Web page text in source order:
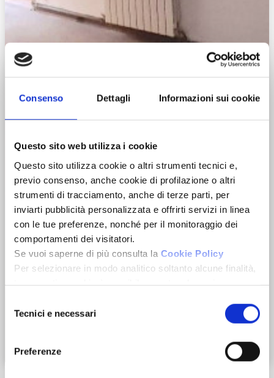
Consenso Dettagli Informazioni sui cookie
Questo sito web utilizza i cookie
Questo sito utilizza cookie o altri strumenti tecnici e,
previo consenso, anche cookie di profilazione o altri
strumenti di tracciamento, anche di terze parti, per
inviarti pubblicità personalizzata e offrirti servizi in linea
con le tue preferenze, nonché per il monitoraggio dei
comportamenti dei visitatori.
Se vuoi saperne di più consulta la Cookie Policy
Per selezionare in modo analitico soltanto alcune finalità,
Chiudendo questo banner tramite l’apposito comando
“Continua senza accettare” continuerai la navigazione del
sito in assenza di cookie o altri strumenti di tracciamento
diversi da quelli tecnici.
delTecnici e necessari
Preferenze